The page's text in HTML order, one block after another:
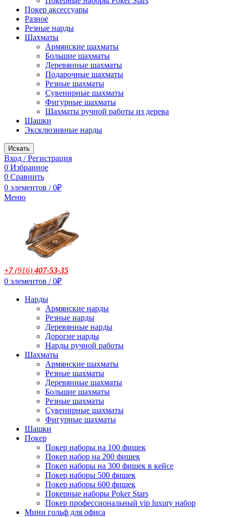
Покер аксессуары
Разное
Резные нарды
Шахматы
Армянские шахматы
Большие шахматы
Деревянные шахматы
Подарочные шахматы
Резные шахматы
Сувенирные шахматы
Фигурные шахматы
Шахматы ручной работы из дерева
Шашки
Эксклюзивные нарды
Искать
Вход / Регистрация
0 Избранное
0 Сравнить
0 элементов / 0₽
Меню
+7(916)407-53-35
0 элементов / 0₽
Нарды
Армянские нарды
Резные нарды
Деревянные нарды
Дорогие нарды
Нарды ручной работы
Шахматы
Армянские шахматы
Резные шахматы
Деревянные шахматы
Большие шахматы
Резные шахматы
Сувенирные шахматы
Фигурные шахматы
Шашки
Покер
Покер наборы на 100 фишек
Покер набор на 200 фишек
Покер наборы на 300 фишек в кейсе
Покер наборы 500 фишек
Покер наборы 600 фишек
Покерные наборы Poker Stars
Покер профессиональный vip luxury набор
Мини гольф для офиса